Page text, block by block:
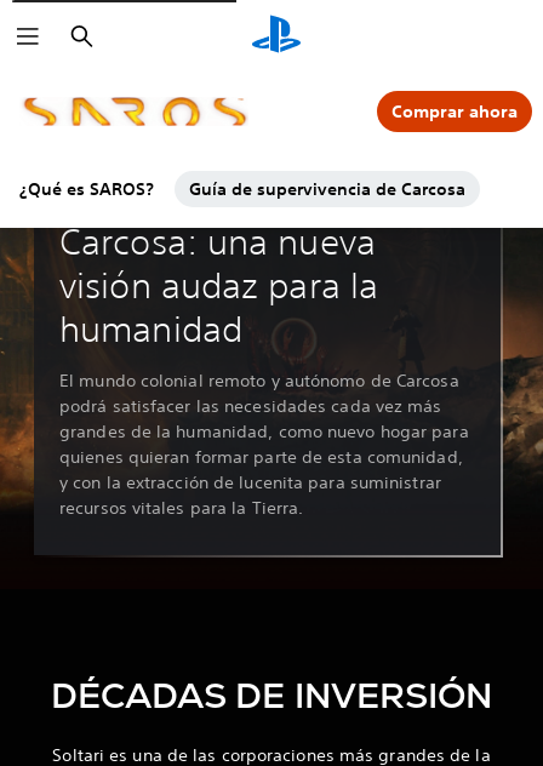
Buscar
¿Qué es SAROS? Guía de supervivencia de Carcosa
Comprar ahora
Carcosa: una nueva
visión audaz para la
humanidad
El mundo colonial remoto y autónomo de Carcosa
podrá satisfacer las necesidades cada vez más
grandes de la humanidad, como nuevo hogar para
quienes quieran formar parte de esta comunidad,
y con la extracción de lucenita para suministrar
recursos vitales para la Tierra.
DÉCADAS DE INVERSIÓN
Soltari es una de las corporaciones más grandes de la